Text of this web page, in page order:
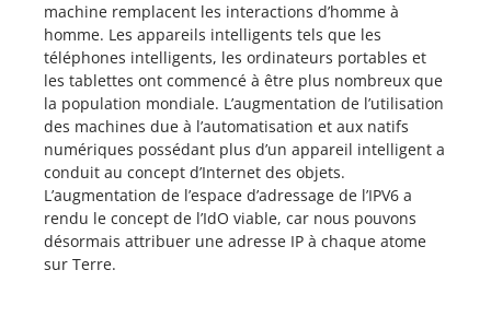
machine remplacent les interactions d’homme à
homme. Les appareils intelligents tels que les
téléphones intelligents, les ordinateurs portables et
les tablettes ont commencé à être plus nombreux que
la population mondiale. L’augmentation de l’utilisation
des machines due à l’automatisation et aux natifs
numériques possédant plus d’un appareil intelligent a
conduit au concept d’Internet des objets.
L’augmentation de l’espace d’adressage de l’IPV6 a
rendu le concept de l’IdO viable, car nous pouvons
désormais attribuer une adresse IP à chaque atome
sur Terre.